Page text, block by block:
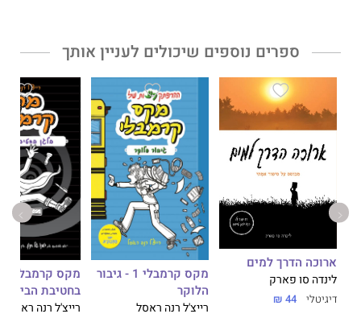
ספרים נוספים שיכולים לעניין אותך
ארוכה הדרך למים
לינדה סו פארק
דיגיטלי 44 ₪
מקס קרמבלי 1 - גיבור
הלוקר
רייצ'ל רנה ראסל
בחטיבת
רייצ'ל רנה ראסל